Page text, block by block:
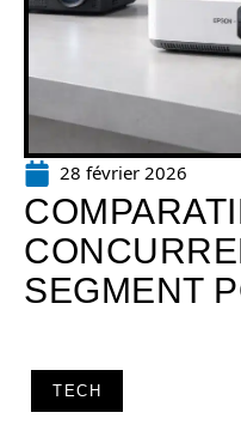
28 février 2026
SEGMENT
TECH